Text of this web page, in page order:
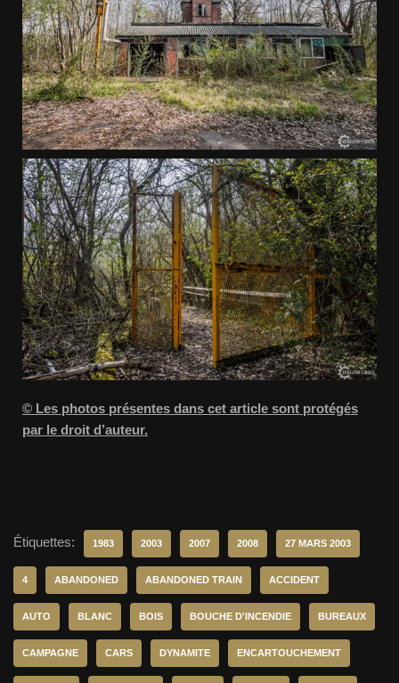
© Les photos présentes dans cet article sont protégés
par le droit d’auteur.
Étiquettes: 1983 2003 2007 2008 27 MARS 2003
4 ABANDONED ABANDONED TRAIN ACCIDENT
AUTO BLANC BOIS BOUCHE D'INCENDIE BUREAUX
CAMPAGNE CARS DYNAMITE ENCARTOUCHEMENT